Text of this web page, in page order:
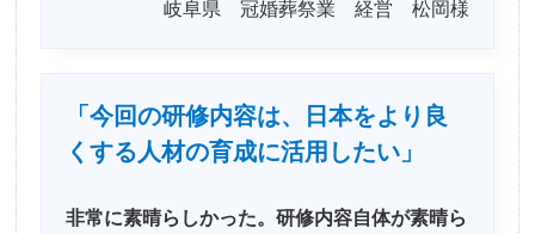
岐阜県 冠婚葬祭業 経営 松岡様
「今回の研修内容は、日本をより良
くする人材の育成に活用したい」
非常に素晴らしかった。研修内容自体が素晴ら